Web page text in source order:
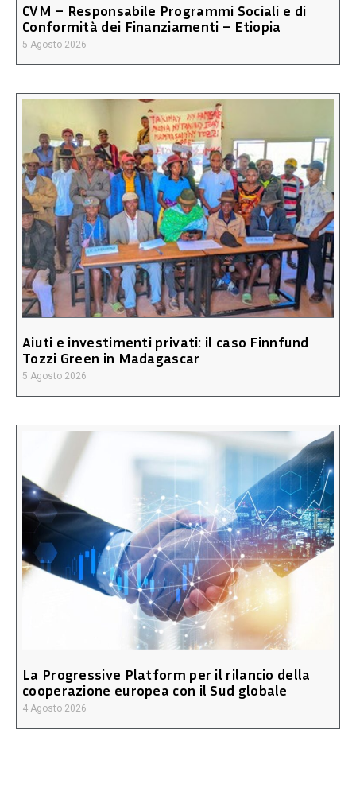
CVM – Responsabile Programmi Sociali e di
Conformità dei Finanziamenti – Etiopia
5 Agosto 2026
Aiuti e investimenti privati: il caso Finnfund
Tozzi Green in Madagascar
5 Agosto 2026
La Progressive Platform per il rilancio della
cooperazione europea con il Sud globale
4 Agosto 2026